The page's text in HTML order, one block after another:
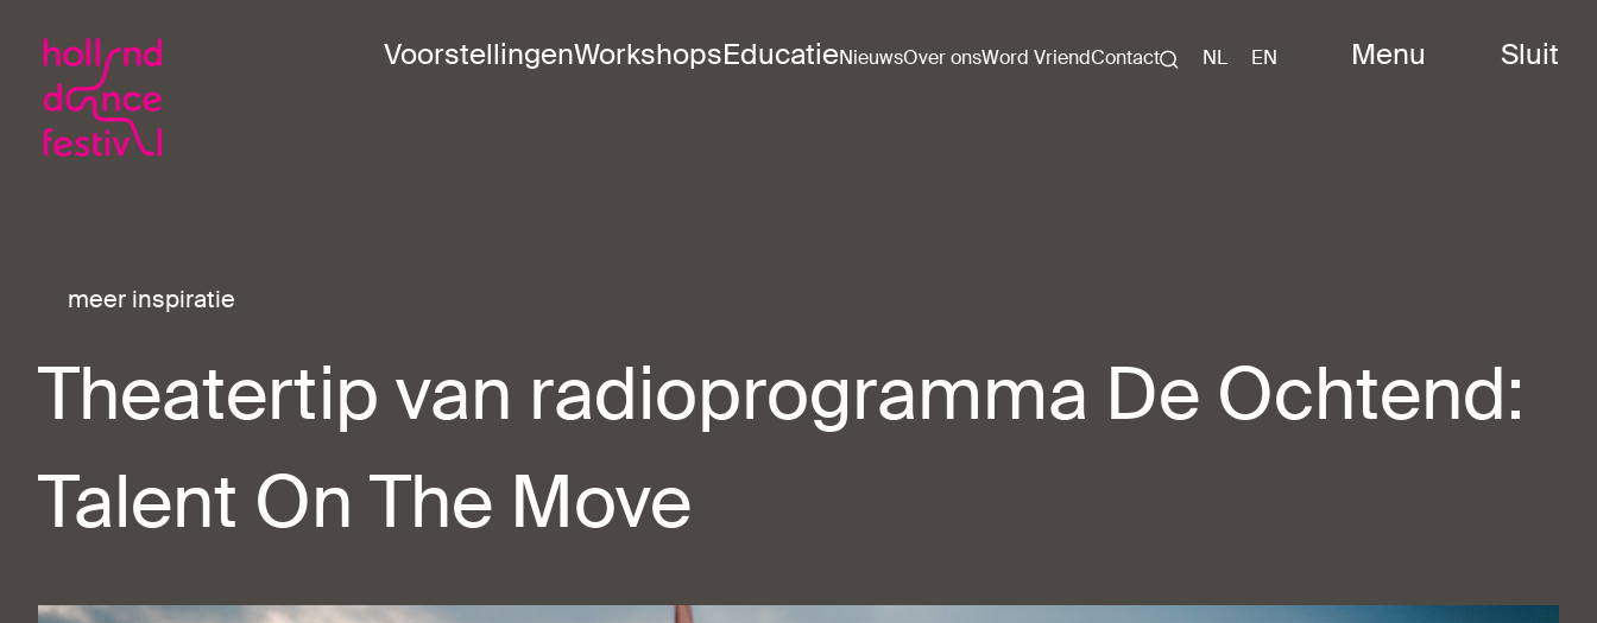
VoorstellingenWorkshopsEducatieNieuwsOver onsWord VriendContact NL EN Menu Sluit
meer inspiratie
Theatertip van radioprogramma De Ochtend:
Talent On The Move